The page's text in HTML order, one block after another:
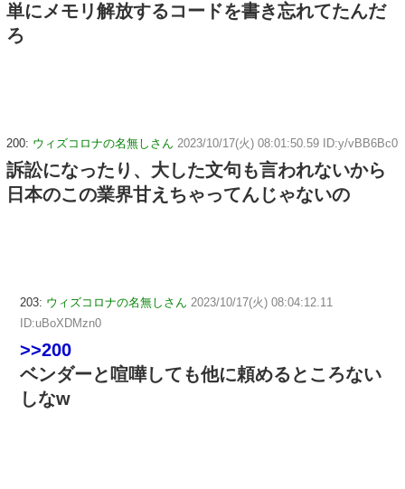
単にメモリ解放するコードを書き忘れてたんだ
ろ
200: ウィズコロナの名無しさん 2023/10/17(火) 08:01:50.59 ID:y/vBB6Bc0
訴訟になったり、大した文句も言われないから
日本のこの業界甘えちゃってんじゃないの
203: ウィズコロナの名無しさん 2023/10/17(火) 08:04:12.11
ID:uBoXDMzn0
>>200
ベンダーと喧嘩しても他に頼めるところない
しなw